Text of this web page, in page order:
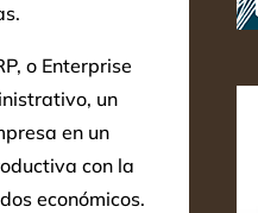
o Enterprise
un
en un
con la
económicos.